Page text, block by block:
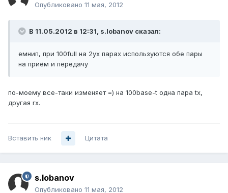
Опубликовано 11 мая, 2012
В 11.05.2012 в 12:31, s.lobanov сказал:
емнип, при 100full на 2ух парах используются обе пары
на приём и передачу
по-моему все-таки изменяет =) на 100base-t одна пара tx,
другая rx.
Вставить ник Цитата
s.lobanov
Опубликовано 11 мая, 2012